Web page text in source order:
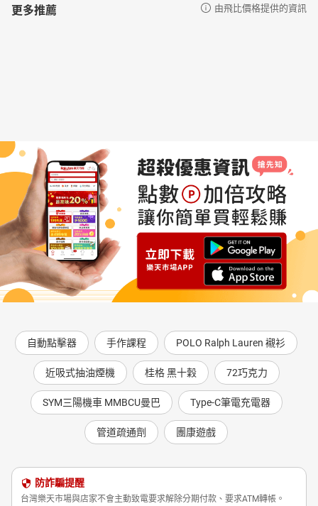
更多推薦 由飛比價格提供的資訊
自動點擊器 手作課程 POLO Ralph Lauren 襯衫
近吸式抽油煙機 桂格 黑十穀 72巧克力
SYM三陽機車 MMBCU曼巴 Type-C筆電充電器
管道疏通劑 團康遊戲
防詐騙提醒
台灣樂天市場與店家不會主動致電要求解除分期付款、要求ATM轉帳。